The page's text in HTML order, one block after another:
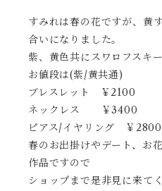
すみれは春の花ですが、黄
合いになりました。
紫、黄色共にスワロフスキ
お値段は(紫/黄共通)
ブレスレット ￥2100
ネックレス ￥3400
ピアス/イヤリング
春のお出掛けやデート、お
作品ですので
ショップまで是非見に来て